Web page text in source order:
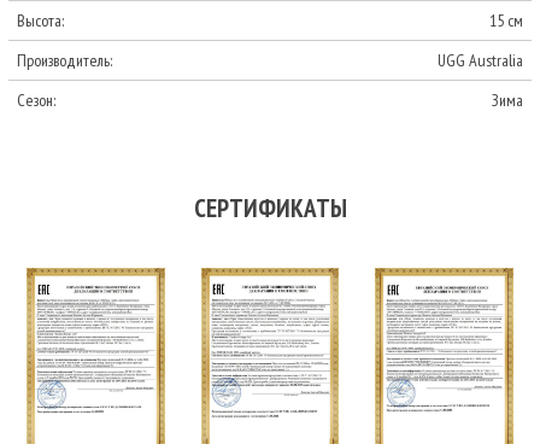
Высота:
15 см
Производитель:
UGG Australia
Сезон:
Зима
СЕРТИФИКАТЫ